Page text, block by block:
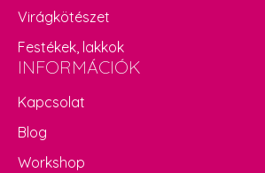
Virágkötészet
Festékek, lakkok
INFORMÁCIÓK
Kapcsolat
Blog
Workshop